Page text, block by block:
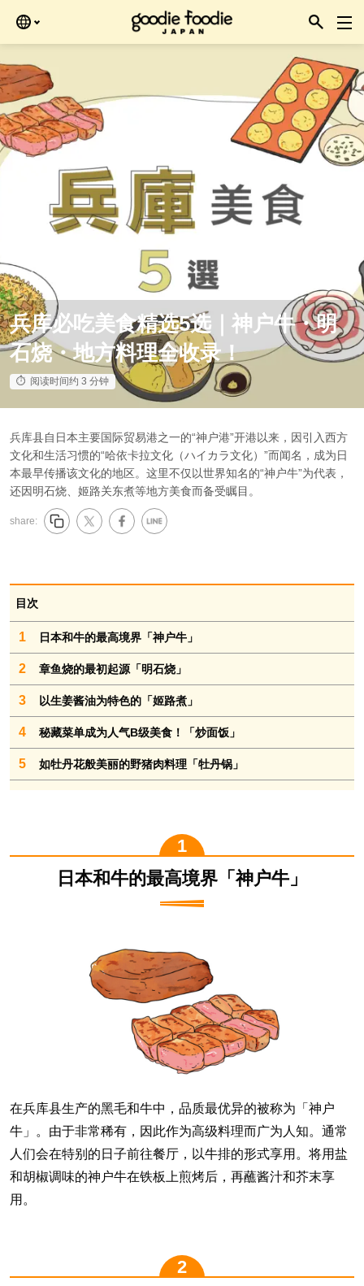
兵库必吃美食精选5选｜神户牛・明
石烧・地方料理全收录！
阅读时间约 3 分钟
兵库县自日本主要国际贸易港之一的“神户港”开港以来，因引入西方
文化和生活习惯的“哈依卡拉文化（ハイカラ文化）”而闻名，成为日
本最早传播该文化的地区。这里不仅以世界知名的“神户牛”为代表，
还因明石烧、姬路关东煮等地方美食而备受瞩目。
share:
目次
1 日本和牛的最高境界「神户牛」
2 章鱼烧的最初起源「明石烧」
3 以生姜酱油为特色的「姬路煮」
4 秘藏菜单成为人气B级美食！「炒面饭」
5 如牡丹花般美丽的野猪肉料理「牡丹锅」
日本和牛的最高境界「神户牛」
在兵库县生产的黑毛和牛中，品质最优异的被称为「神户
牛」。由于非常稀有，因此作为高级料理而广为人知。通常
人们会在特别的日子前往餐厅，以牛排的形式享用。将用盐
和胡椒调味的神户牛在铁板上煎烤后，再蘸酱汁和芥末享
用。